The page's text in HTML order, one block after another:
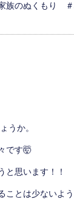
のぬくもり ＃
うか。
です🤯
と思います！！
とは少ないよう